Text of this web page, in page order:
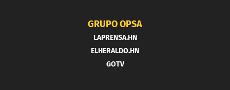
GRUPO OPSA
LAPRENSA.HN
ELHERALDO.HN
GOTV